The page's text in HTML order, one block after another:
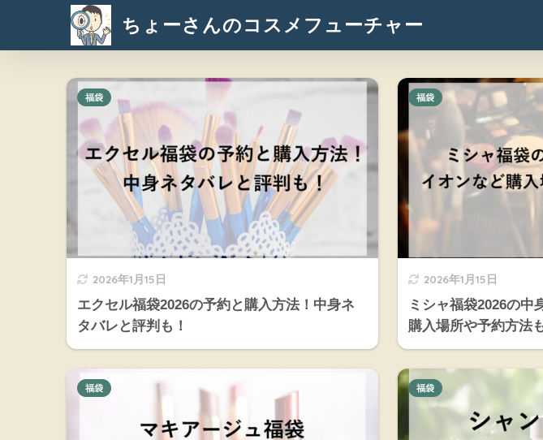
ちょーさんのコスメフューチャー
2026年1月15日
エクセル福袋2026の予約と購入方法！中身ネ
タバレと評判も！
福袋
2026年1月15日
ミシャ福袋2026の中
購入場所や予約方法
福袋
福袋 福袋